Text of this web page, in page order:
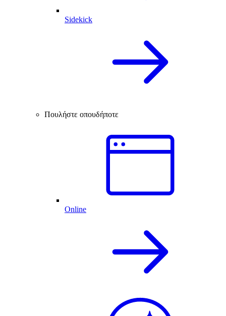
Sidekick
Πουλήστε οπουδήποτε
Online